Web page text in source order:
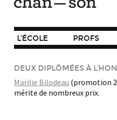
L’ÉCOLE PROFS
DEUX DIPLÔMÉES À
Marilie Bilodeau (promotion
mérite de nombreux prix.